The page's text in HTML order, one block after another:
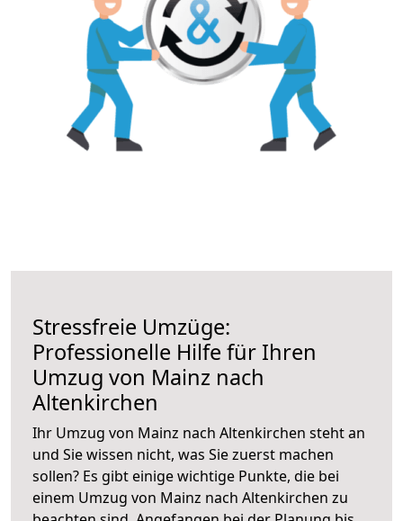
Stressfreie Umzüge:
Professionelle Hilfe für Ihren
Umzug von Mainz nach
Altenkirchen
Ihr Umzug von Mainz nach Altenkirchen steht an
und Sie wissen nicht, was Sie zuerst machen
sollen? Es gibt einige wichtige Punkte, die bei
einem Umzug von Mainz nach Altenkirchen zu